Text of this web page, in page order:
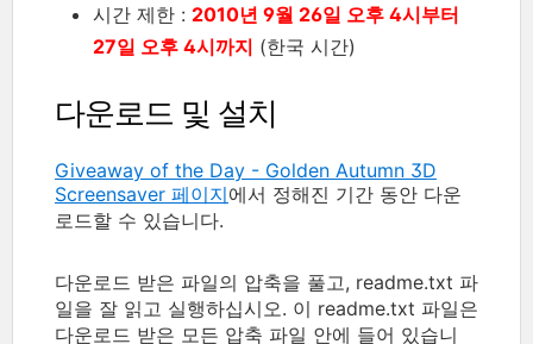
시간 제한 : 2010년 9월 26일 오후 4시부터
27일 오후 4시까지 (한국 시간)
다운로드 및 설치
Giveaway of the Day - Golden Autumn 3D
Screensaver 페이지에서 정해진 기간 동안 다운
로드할 수 있습니다.
다운로드 받은 파일의 압축을 풀고, readme.txt 파
일을 잘 읽고 실행하십시오. 이 readme.txt 파일은
다운로드 받은 모든 압축 파일 안에 들어 있습니